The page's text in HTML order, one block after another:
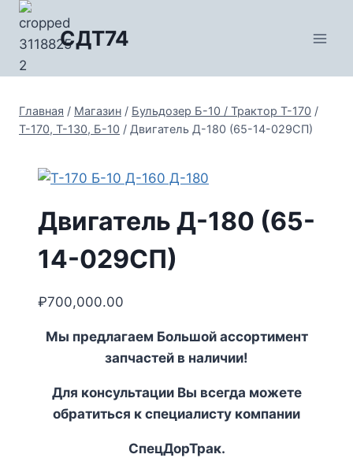
Перейти
содержимому
СДТ74
Главная / Магазин / Бульдозер Б-10 / Трактор Т-170 /
Т-170, Т-130, Б-10 / Двигатель Д-180 (65-14-029СП)
Двигатель Д-180 (65-
14-029СП)
₽700,000.00
Мы предлагаем Большой ассортимент
запчастей в наличии!
Для консультации Вы всегда можете
обратиться к специалисту компании
СпецДорТрак.